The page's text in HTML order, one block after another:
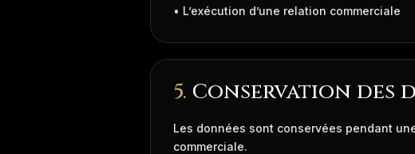
• L’exécution d’une relation commerciale
5. Conservation des
Les données sont conservées pendant
commerciale.